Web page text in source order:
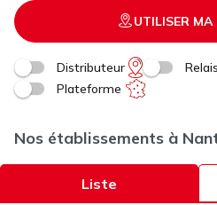
UTILISER
Distributeur
Plateforme
Nos établissements à
Liste